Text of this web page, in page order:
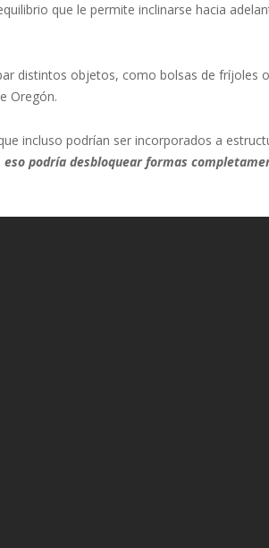
que le permite inclinarse hacia
distintos objetos, como bolsas de fríjoles
Oregón.
incluso podrían ser incorporados a
podría desbloquear formas